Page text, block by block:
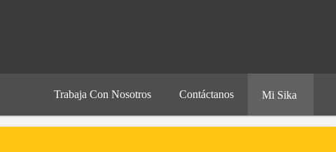
Trabaja Con Nosotros Contáctanos Mi Sika